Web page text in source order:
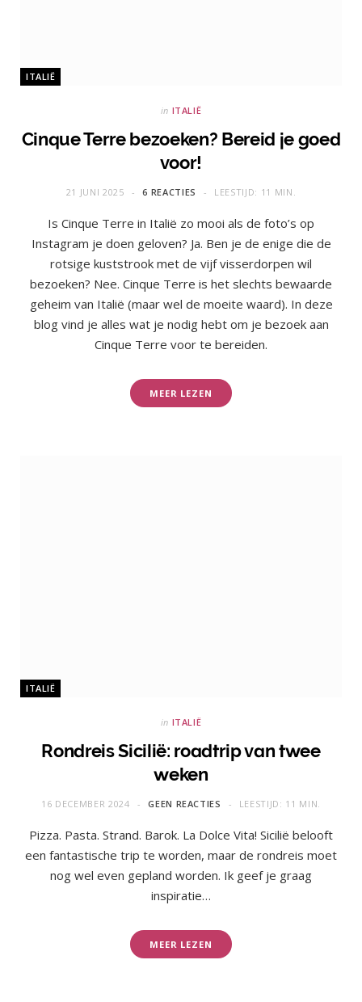
ITALIË
in ITALIË
Cinque Terre bezoeken? Bereid je goed
voor!
21 JUNI 2025 6 REACTIES LEESTIJD: 11 MIN.
Is Cinque Terre in Italië zo mooi als de foto’s op
Instagram je doen geloven? Ja. Ben je de enige die de
rotsige kuststrook met de vijf visserdorpen wil
bezoeken? Nee. Cinque Terre is het slechts bewaarde
geheim van Italië (maar wel de moeite waard). In deze
blog vind je alles wat je nodig hebt om je bezoek aan
Cinque Terre voor te bereiden.
MEER LEZEN
ITALIË
in ITALIË
Rondreis Sicilië: roadtrip van twee
weken
16 DECEMBER 2024 GEEN REACTIES LEESTIJD: 11 MIN.
Pizza. Pasta. Strand. Barok. La Dolce Vita! Sicilië belooft
een fantastische trip te worden, maar de rondreis moet
nog wel even gepland worden. Ik geef je graag
inspiratie…
MEER LEZEN